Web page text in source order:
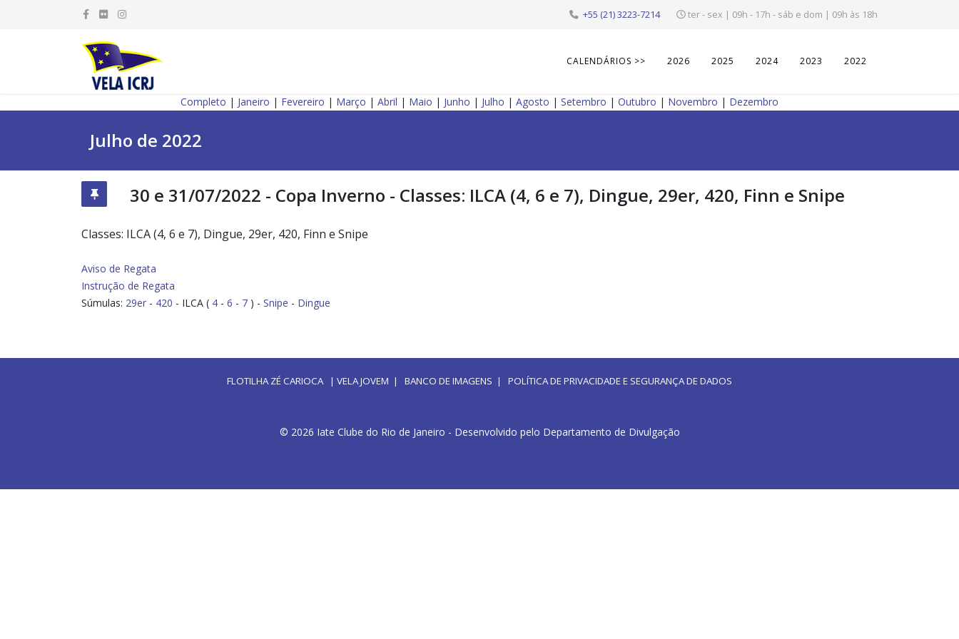
+55 (21) 3223-7214 ter - sex | 09h - 17h - sáb e dom | 09h às 18h
CALENDÁRIOS >> 2026 2025 2024 2023 2022
Completo | Janeiro | Fevereiro | Março | Abril | Maio | Junho | Julho | Agosto | Setembro | Outubro | Novembro | Dezembro
Julho de 2022
30 e 31/07/2022 - Copa Inverno - Classes: ILCA (4, 6 e 7), Dingue, 29er, 420, Finn e Snipe
Classes: ILCA (4, 6 e 7), Dingue, 29er, 420, Finn e Snipe
Aviso de Regata
Instrução de Regata
Súmulas: 29er - 420 - ILCA ( 4 - 6 - 7 ) - Snipe - Dingue
FLOTILHA ZÉ CARIOCA| VELA JOVEM | BANCO DE IMAGENS | POLÍTICA DE PRIVACIDADE E SEGURANÇA DE DADOS
© 2026 Iate Clube do Rio de Janeiro - Desenvolvido pelo Departamento de Divulgação